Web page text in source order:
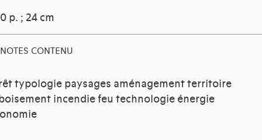
p. ; 24 cm
NOTES CONTENU
typologie paysages aménagement territoire
incendie feu technologie énergie